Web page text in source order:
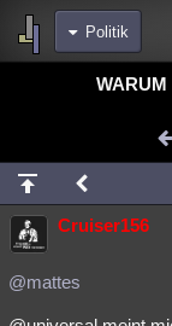
Politik
Chat Wiki
meine Rubriken
Menschen
Spiritualität
WARUM
Cruiser156
@mattes